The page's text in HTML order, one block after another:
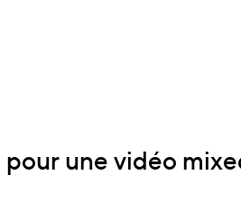
pour une vidéo